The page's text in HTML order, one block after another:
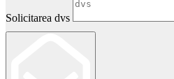
Solicitarea dvs